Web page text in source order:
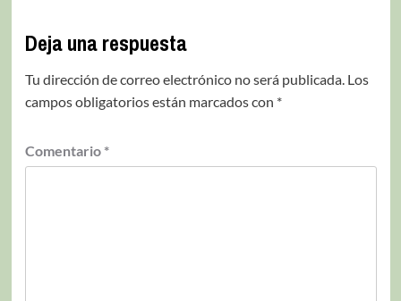
Deja una respuesta
Tu dirección de correo electrónico no será publicada. Los
campos obligatorios están marcados con *
Comentario *